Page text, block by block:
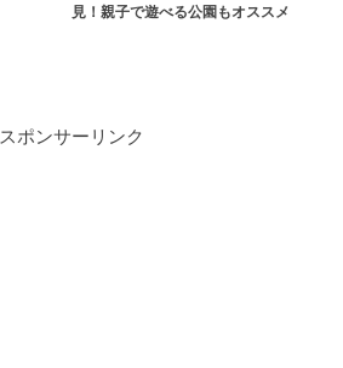
見！親子で遊べる公園もオススメ
スポンサーリンク